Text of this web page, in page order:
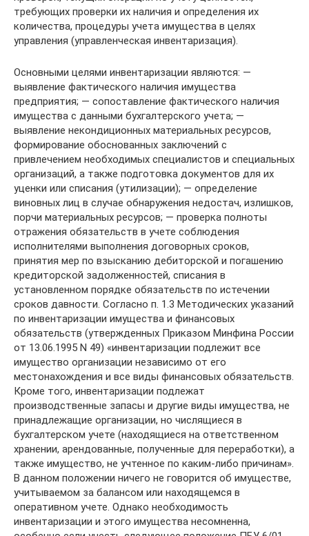
требующих проверки их наличия и определения их
количества, процедуры учета имущества в целях
управления (управленческая инвентаризация).
Основными целями инвентаризации являются: —
выявление фактического наличия имущества
предприятия; — сопоставление фактического наличия
имущества с данными бухгалтерского учета; —
выявление некондиционных материальных ресурсов,
формирование обоснованных заключений с
привлечением необходимых специалистов и специальных
организаций, а также подготовка документов для их
уценки или списания (утилизации); — определение
виновных лиц в случае обнаружения недостач, излишков,
порчи материальных ресурсов; — проверка полноты
отражения обязательств в учете соблюдения
исполнителями выполнения договорных сроков,
принятия мер по взысканию дебиторской и погашению
кредиторской задолженностей, списания в
установленном порядке обязательств по истечении
сроков давности. Согласно п. 1.3 Методических указаний
по инвентаризации имущества и финансовых
обязательств (утвержденных Приказом Минфина России
от 13.06.1995 N 49) «инвентаризации подлежит все
имущество организации независимо от его
местонахождения и все виды финансовых обязательств.
Кроме того, инвентаризации подлежат
производственные запасы и другие виды имущества, не
принадлежащие организации, но числящиеся в
бухгалтерском учете (находящиеся на ответственном
хранении, арендованные, полученные для переработки), а
также имущество, не учтенное по каким-либо причинам».
В данном положении ничего не говорится об имуществе,
учитываемом за балансом или находящемся в
оперативном учете. Однако необходимость
инвентаризации и этого имущества несомненна,